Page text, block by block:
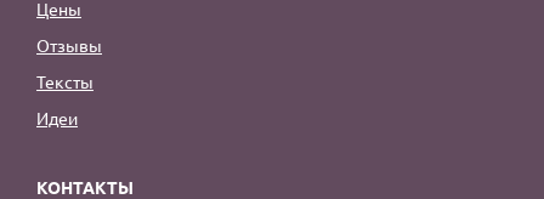
Цены
Отзывы
Тексты
Идеи
КОНТАКТЫ